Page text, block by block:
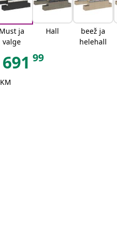
ja
valge
Hall
beež ja
helehall
691 99